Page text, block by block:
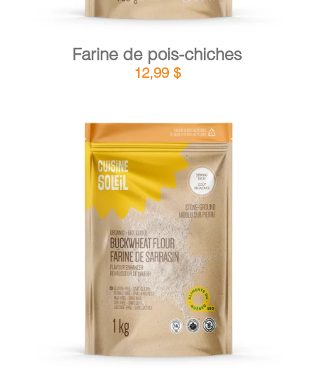
Farine de pois-chiches
12,99 $
AJOUTER AU PANIER / DÉTAILS